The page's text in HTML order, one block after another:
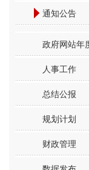
通知公告
政府网站年
人事工作
总结公报
规划计划
财政管理